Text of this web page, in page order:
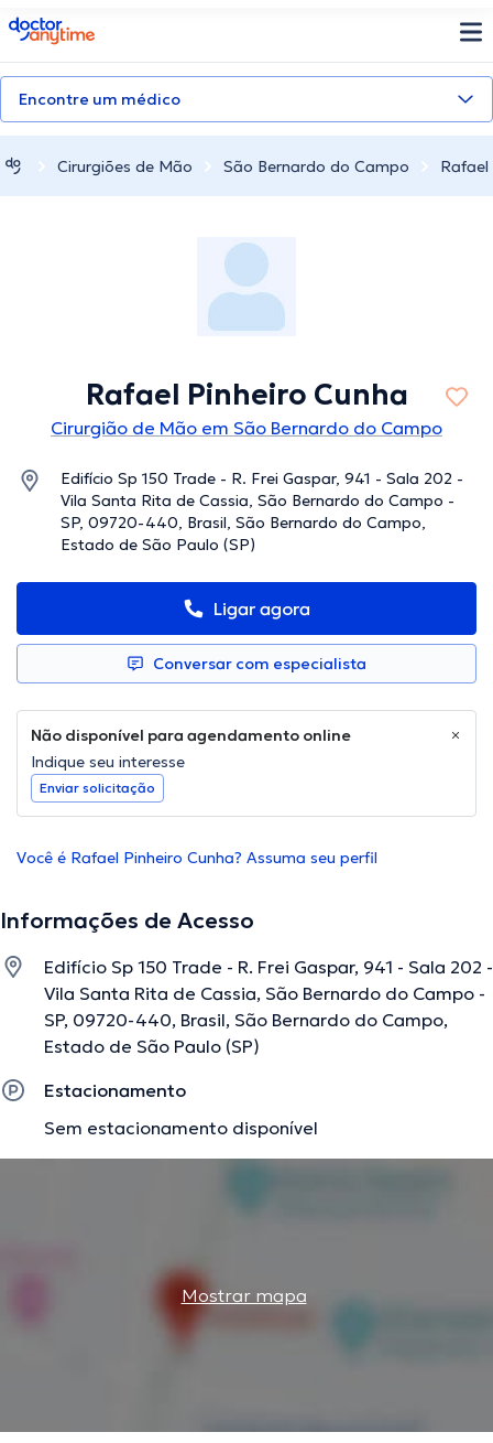
doctoranytime
Encontre um médico
Cirurgiões de Mão São Bernardo do Campo Rafael
Rafael Pinheiro Cunha
Cirurgião de Mão em São Bernardo do Campo
Edifício Sp 150 Trade - R. Frei Gaspar, 941 - Sala 202 -
Vila Santa Rita de Cassia, São Bernardo do Campo -
SP, 09720-440, Brasil, São Bernardo do Campo,
Estado de São Paulo (SP)
Ligar agora
Conversar com especialista
Não disponível para agendamento online
Indique seu interesse
Enviar solicitação
Você é Rafael Pinheiro Cunha? Assuma seu perfil
Informações de Acesso
Edifício Sp 150 Trade - R. Frei Gaspar, 941 - Sala 202 -
Vila Santa Rita de Cassia, São Bernardo do Campo -
SP, 09720-440, Brasil, São Bernardo do Campo,
Estado de São Paulo (SP)
Estacionamento
Sem estacionamento disponível
Mostrar mapa